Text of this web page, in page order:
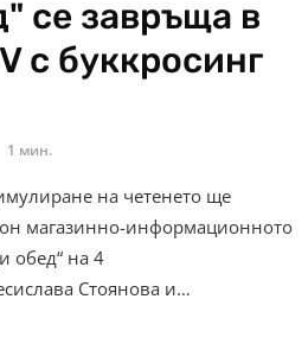
се завръща в
с буккросинг
1 мин.
на четенето ще
магазинно-информационното
обед“ на 4
Стоянова и…